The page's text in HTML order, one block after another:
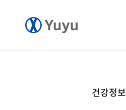
건강정보